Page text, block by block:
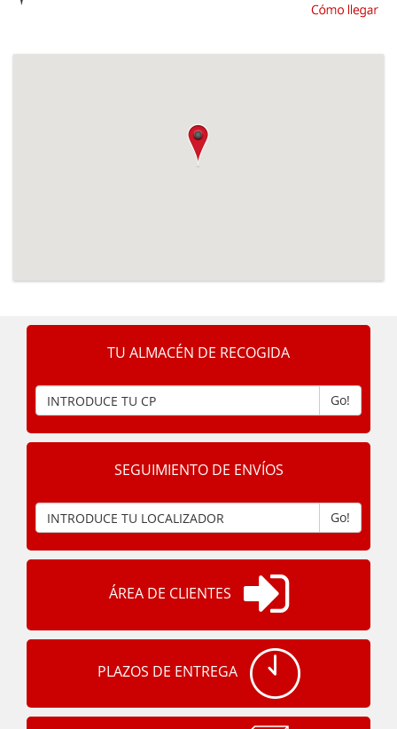
TU ALMACÉN DE RECOGIDA
Go!
SEGUIMIENTO DE ENVÍOS
Go!
ÁREA DE CLIENTES
PLAZOS DE ENTREGA